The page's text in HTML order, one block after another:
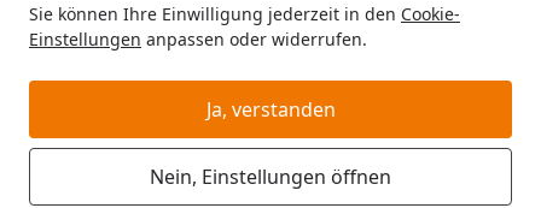
Sie können Ihre Einwilligung jederzeit in den Cookie-
Einstellungen anpassen oder widerrufen.
Ja, verstanden
Nein, Einstellungen öffnen
Aquarienfilter, Pumpen &
Zubehör
Aquaristik Aquarienfilter, Pumpen & Zubehör